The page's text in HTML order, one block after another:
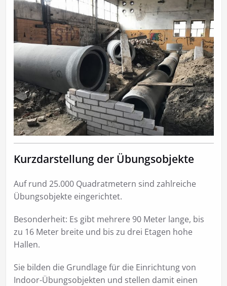
Kurzdarstellung der Übungsobjekte
Auf rund 25.000 Quadratmetern sind zahlreiche
Übungsobjekte eingerichtet.
Besonderheit: Es gibt mehrere 90 Meter lange, bis
zu 16 Meter breite und bis zu drei Etagen hohe
Hallen.
Sie bilden die Grundlage für die Einrichtung von
Indoor-Übungsobjekten und stellen damit einen